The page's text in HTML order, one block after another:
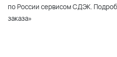
по России сервисом СДЭК.
заказа»